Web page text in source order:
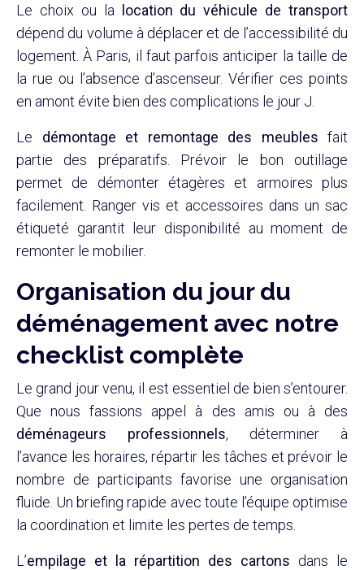
Le choix ou la
location du véhicule de transport
dépend du volume à déplacer et de l’accessibilité du
logement. À Paris, il faut parfois anticiper la taille de
la rue ou l’absence d’ascenseur. Vérifier ces points
en amont évite bien des complications le jour J.
Le démontage et remontage des meubles fait
partie des préparatifs. Prévoir le bon outillage
permet de démonter étagères et armoires plus
facilement. Ranger vis et accessoires dans un sac
étiqueté garantit leur disponibilité au moment de
remonter le mobilier.
Organisation du jour du
déménagement avec notre
checklist complète
Le grand jour venu, il est essentiel de bien s’entourer.
Que nous fassions appel à des amis ou à des
déménageurs professionnels, déterminer à
l’avance les horaires, répartir les tâches et prévoir le
nombre de participants favorise une organisation
fluide. Un briefing rapide avec toute l’équipe optimise
la coordination et limite les pertes de temps.
L’empilage et la répartition des cartons dans le